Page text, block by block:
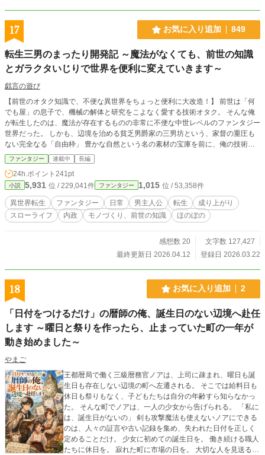
17 お気に入り追加 849
転生三男のまったり開発記 ～魔法がなくても、前世の知識
とガラクタいじりで世界を便利に変えていきます～
戯言の遊び
【前世のオタク知識で、不便な異世界をちょっと便利に大改造！】 前世は「何
でも屋」の息子で、機械の解体と研究をこよなく愛する技術オタク。 そんな俺
が転生したのは、魔法が存在するものの非常に不便な中世レベルのファンタジー
世界だった。 しかも、辺境を治める貧乏男爵家の三男坊という、家督の重圧も
ない完全なる「自由枠」 豊かな自然という名の素材の宝庫を前に、俺の技術オ
タクとしての血が騒がないわけがない！ 風で飛んでいく洗濯物と手荒れに悩む
メイドのため、ただの木切れを削って作った『洗濯バサミ』 それが屋敷中で大
絶賛されたのを皮切りに、気難しい凄腕の鍛冶職人や、利益の匂いに敏い若き女
商人を巻き込んで、俺の「ちょっと便利なモノづくり」はどんどんエスカレート
していくことに！？ 大げさな魔法もチートもない。 けれど、前世の知識と底な
しの探究心で、不便な世界をまったりと便利に成り上がっていく、三男坊の領地
開発記！
ファンタジー 連載中 長編
24h.ポイント 241pt
小説 5,931 位 / 229,041件 ファンタジー 1,015 位 / 53,358件
異世界転生 ファンタジー 日常 男主人公 転生
成り上がり
スローライフ
内政 モノづくり、前世の知識 ほのぼの
感想数 20
文字数 127,427
最終更新日 2026.04.12
登録日 2026.03.22
18 お気に入り追加 2
「日付をつけるだけ」の暦師の俺、誕生日のない辺境へ赴任
します ～曜日と祭りを作ったら、止まっていた町の一年が
動き始めました～
やまご
王都暦局で働く三級暦務官ノアは、上司に疎まれ、曜日も誕
生日も存在しない辺境の町へ左遷される。 そこでは給料日も
休日も祭りもなく、子どもたちは自分の年齢すら知らなかっ
た。 そんな町でノアは、一人の少女から告げられる。 「私に
は、誕生日がないの」 剣も攻撃魔法も使えないノアにできる
のは、人々の証言や古い記録を集め、失われた日付を正しく
定めることだけ。 少女に初めての誕生日を。 働き続ける職人
たちに休日を。 寂れた町に市場の日を。 大切な人を見送るた